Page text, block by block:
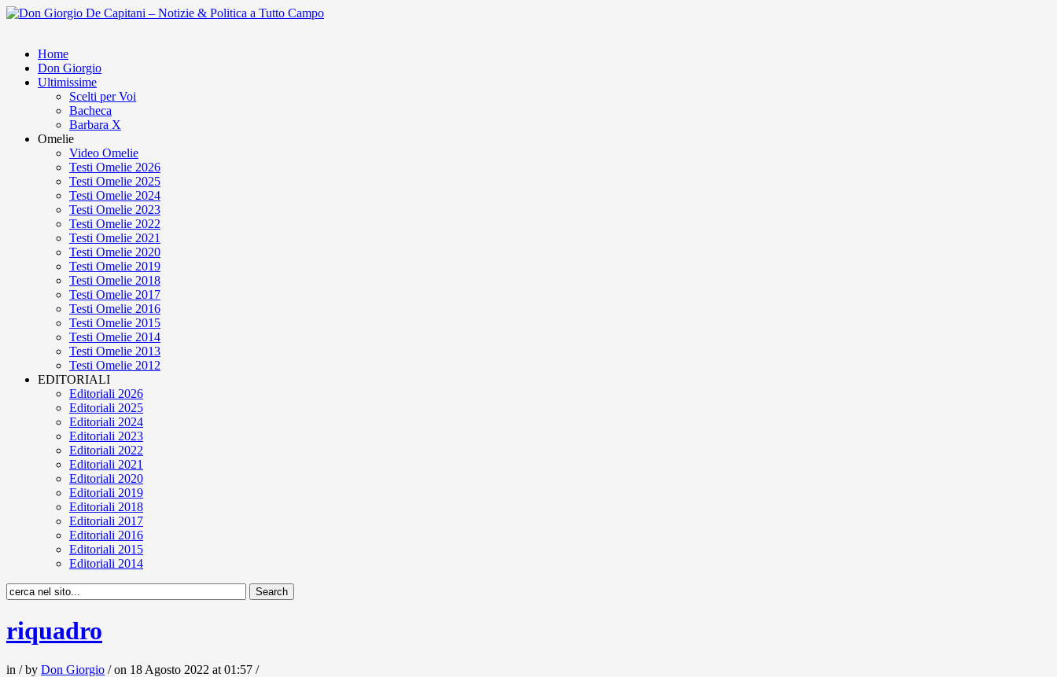
Home
Don Giorgio
Ultimissime
Scelti per Voi
Bacheca
Barbara X
Omelie
Video Omelie
Testi Omelie 2026
Testi Omelie 2025
Testi Omelie 2024
Testi Omelie 2023
Testi Omelie 2022
Testi Omelie 2021
Testi Omelie 2020
Testi Omelie 2019
Testi Omelie 2018
Testi Omelie 2017
Testi Omelie 2016
Testi Omelie 2015
Testi Omelie 2014
Testi Omelie 2013
Testi Omelie 2012
EDITORIALI
Editoriali 2026
Editoriali 2025
Editoriali 2024
Editoriali 2023
Editoriali 2022
Editoriali 2021
Editoriali 2020
Editoriali 2019
Editoriali 2018
Editoriali 2017
Editoriali 2016
Editoriali 2015
Editoriali 2014
riquadro
in / by Don Giorgio / on 18 Agosto 2022 at 01:57 /